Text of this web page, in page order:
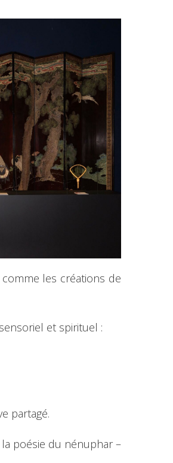
les créations de
et spirituel :
partagé.
poésie du nénuphar –